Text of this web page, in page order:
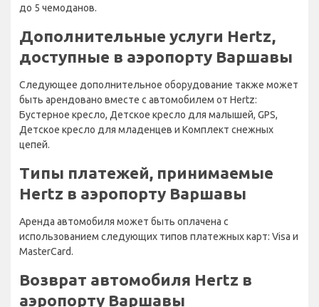
до 5 чемоданов.
Дополнительные услуги Hertz,
доступные в аэропорту Варшавы
Следующее дополнительное оборудование также может
быть арендовано вместе с автомобилем от Hertz:
Бустерное кресло, Детское кресло для малышей, GPS,
Детское кресло для младенцев и Комплект снежных
цепей.
Типы платежей, принимаемые
Hertz в аэропорту Варшавы
Аренда автомобиля может быть оплачена с
использованием следующих типов платежных карт: Visa и
MasterCard.
Возврат автомобиля Hertz в
аэропорту Варшавы